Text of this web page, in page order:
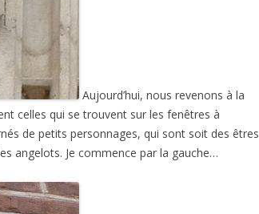
Aujourd’hui, nous revenons à la
celles qui se trouvent sur les fenêtres à
de petits personnages, qui sont soit des êtres
angelots. Je commence par la gauche…